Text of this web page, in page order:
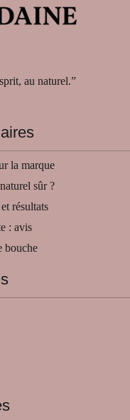
au naturel.”
la marque
sûr ?
résultats
: avis
bouche